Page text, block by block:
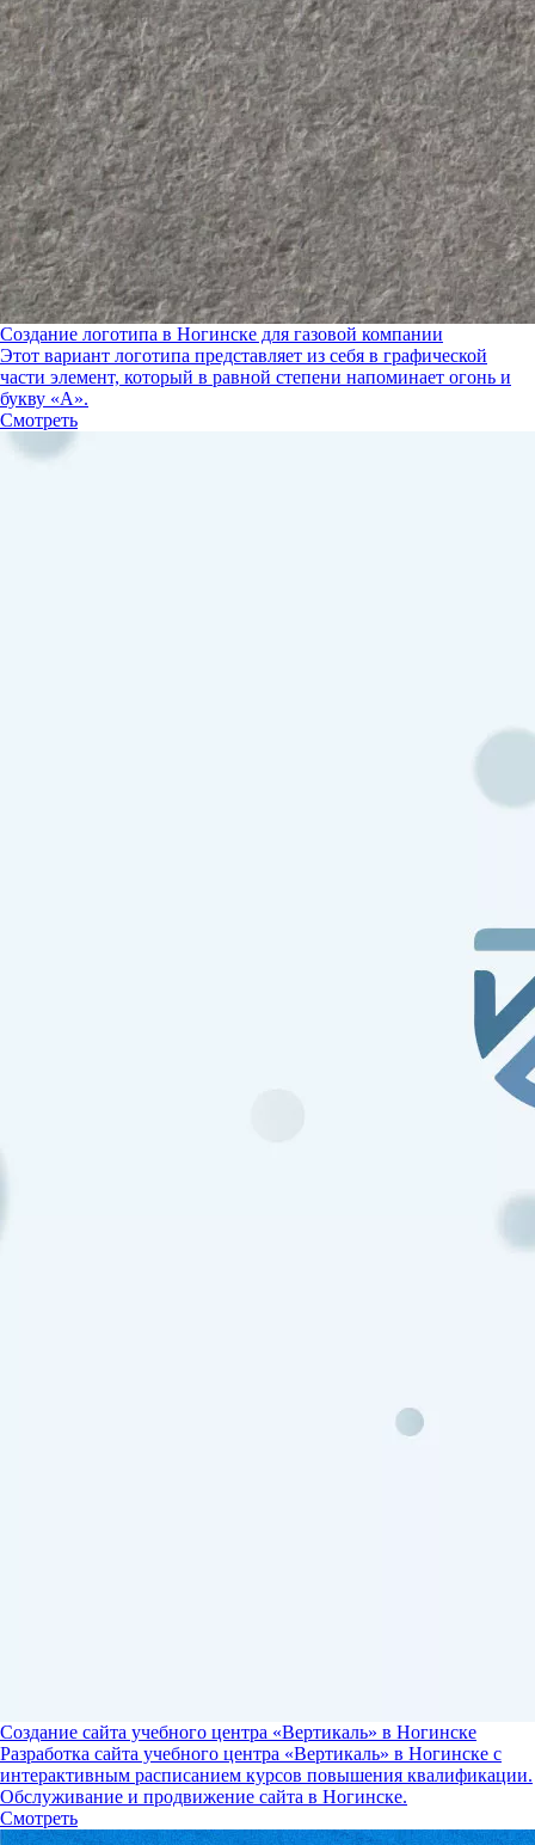
Создание логотипа в Ногинске для газовой компании
Этот вариант логотипа представляет из себя в графической
части элемент, который в равной степени напоминает огонь и
букву «А».
Смотреть
Создание сайта учебного центра «Вертикаль» в Ногинске
Разработка сайта учебного центра «Вертикаль» в Ногинске с
интерактивным расписанием курсов повышения квалификации.
Обслуживание и продвижение сайта в Ногинске.
Смотреть